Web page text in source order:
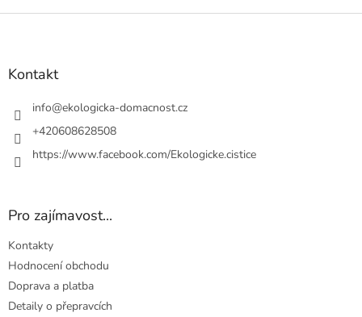
Z
Kontakt
info@ekologicka-domacnost.cz
+420608628508
https://www.facebook.com/Ekologicke.cistice
Pro zajímavost...
Kontakty
Hodnocení obchodu
Doprava a platba
Detaily o přepravcích